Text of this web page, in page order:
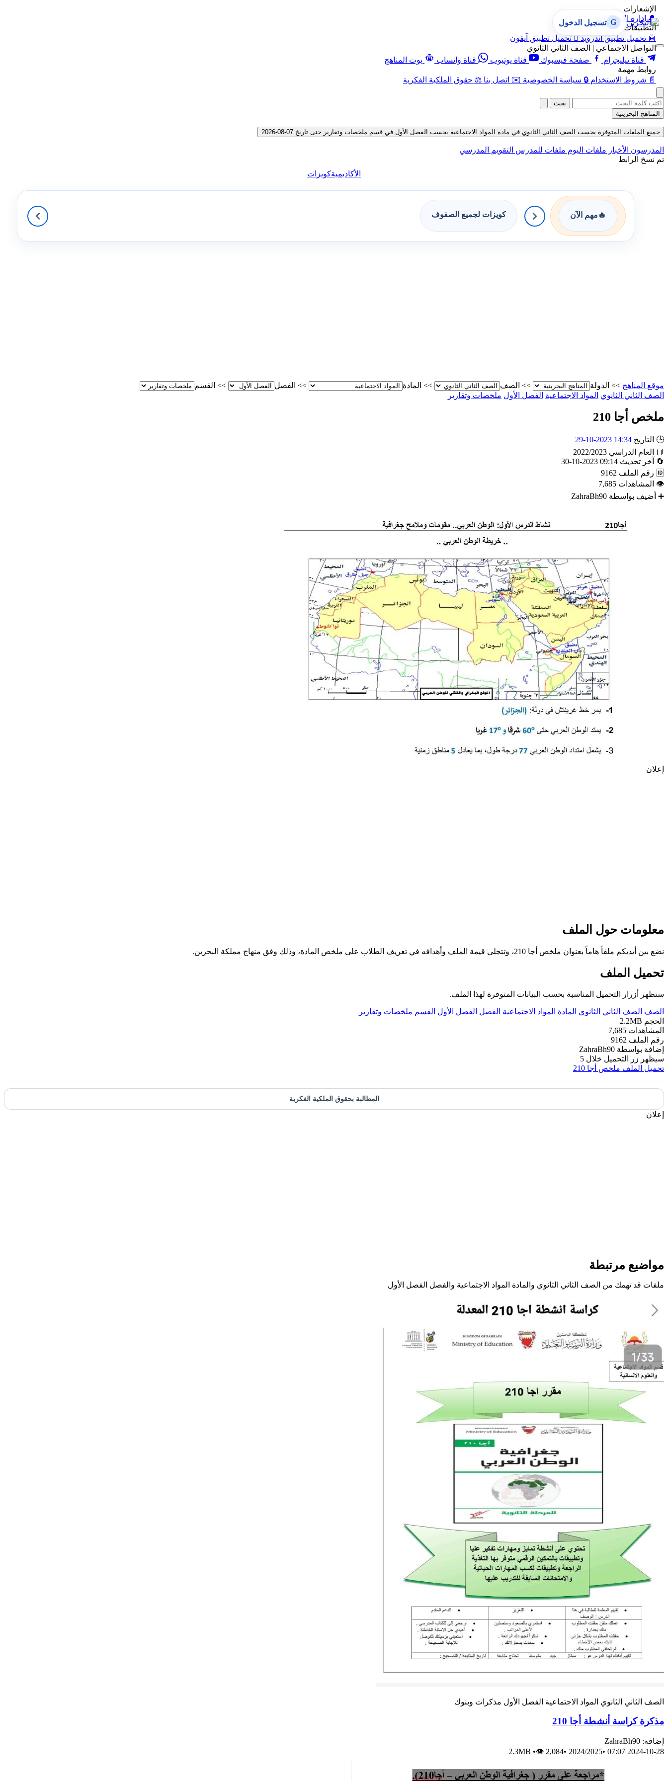
الإشعارات
🔔 إدارة الإشعارات
التطبيقات
🤖 تحميل تطبيق أندرويد  تحميل تطبيق آيفون
التواصل الاجتماعي | الصف الثاني الثانوي
قناة تيليجرام
صفحة فيسبوك قناة يوتيوب قناة واتساب
بوت المناهج
روابط مهمة
📄 شروط الاستخدام 🔒 سياسة الخصوصية ✉️ اتصل بنا ⚖️ حقوق الملكية الفكرية
G تسجيل الدخول
بحث
المناهج البحرينية
جميع الملفات المتوفرة بحسب الصف الثاني الثانوي في مادة المواد الاجتماعية بحسب الفصل الأول في قسم ملخصات وتقارير حتى تاريخ 07-08-2026
المدرسون الأخبار ملفات اليوم ملفات للمدرس التقويم المدرسي
تم نسخ الرابط
الأكاديميةكويزات
🔥 مهم الآن كويزات لجميع الصفوف
موقع المناهج >> الدولة >> الصف >> المادة >> الفصل >> القسم
الصف الثاني الثانوي المواد الاجتماعية الفصل الأول ملخصات وتقارير
ملخص أجا 210
🕒 التاريخ 14:34 2023-10-29
📘
العام الدراسي 2022/2023
🔄
آخر تحديث 09:14 2023-10-30
🆔 رقم الملف 9162
👁 المشاهدات 7,685
➕ أضيف بواسطة ZahraBh90
إعلان
معلومات حول الملف
نضع بين أيديكم ملفاً هاماً بعنوان ملخص أجا 210، وتتجلى قيمة الملف وأهدافه في تعريف الطلاب على ملخص المادة، وذلك وفق منهاج مملكة البحرين.
تحميل الملف
ستظهر أزرار التحميل المناسبة بحسب البيانات المتوفرة لهذا الملف.
الصف الصف الثاني الثانوي المادة المواد الاجتماعية الفصل الفصل الأول القسم ملخصات وتقارير
الحجم 2.2MB
المشاهدات 7,685
رقم الملف 9162
إضافة بواسطة ZahraBh90
سيظهر زر التحميل خلال 5
تحميل الملف ملخص أجا 210
المطالبة بحقوق الملكية الفكرية
إعلان
مواضيع مرتبطة
ملفات قد تهمك من الصف الثاني الثانوي والمادة المواد الاجتماعية والفصل الفصل الأول
الصف الثاني الثانوي المواد الاجتماعية الفصل الأول مذكرات وبنوك
مذكرة كراسة أنشطة أجا 210
إضافة: ZahraBh90
2024-10-28 07:07
•
2024/2025
•
2.3MB •👁 2,084